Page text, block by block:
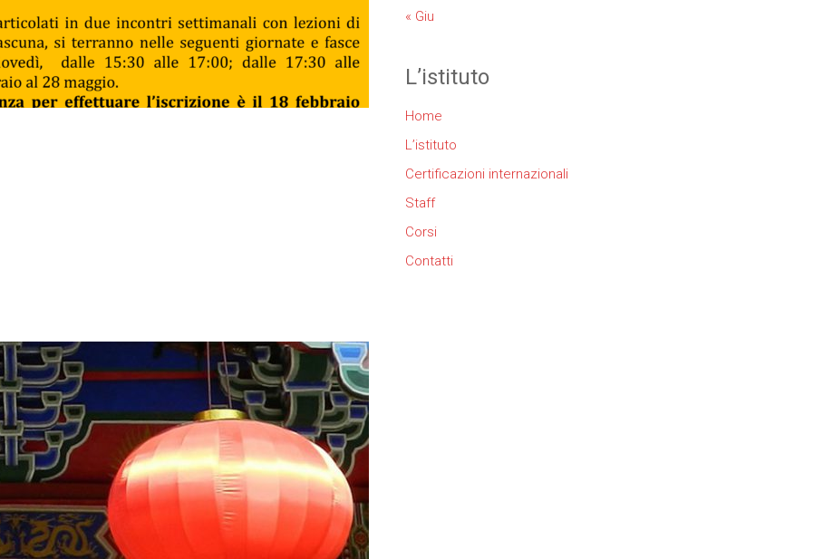
« Giu
L’istituto
Home
L’istituto
Certificazioni internazionali
Staff
Corsi
Contatti